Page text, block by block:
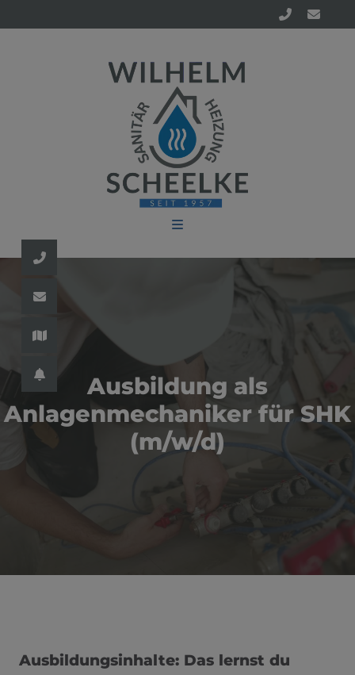
Ausbildung als
Anlagenmechaniker für SHK
(m/w/d)
Ausbildungsinhalte: Das lernst du
schließen
schließen